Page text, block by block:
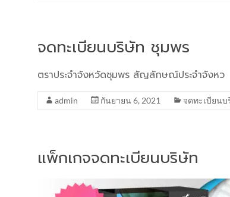
จดทะเบียนบริษัท ชุมพร
ตราประจำจังหวัดชุมพร สัญลักษณ์ประจำจังหว
admin กันยายน 6, 2021 จดทะเบียน
แพ็กเกจจดทะเบียนบริษัท